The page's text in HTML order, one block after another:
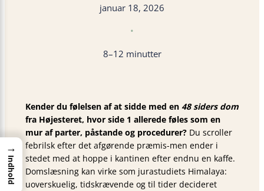
januar 18, 2026
•
8–12 minutter
Kender du følelsen af at sidde med en 48 siders dom
fra Højesteret, hvor side 1 allerede føles som en
mur af parter, påstande og procedurer? Du scroller
febrilsk efter det afgørende præmis-men ender i
stedet med at hoppe i kantinen efter endnu en kaffe.
Domslæsning kan virke som jurastudiets Himalaya:
uoverskuelig, tidskrævende og til tider decideret
→
Indhold